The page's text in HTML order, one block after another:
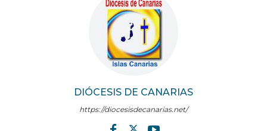
DIÓCESIS DE CANARIAS
https://diocesisdecanarias.net/